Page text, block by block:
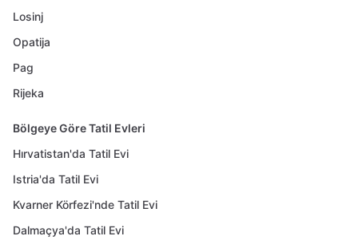
Losinj
Opatija
Pag
Rijeka
Bölgeye Göre Tatil Evleri
Hırvatistan'da Tatil Evi
Istria'da Tatil Evi
Kvarner Körfezi'nde Tatil Evi
Dalmaçya'da Tatil Evi